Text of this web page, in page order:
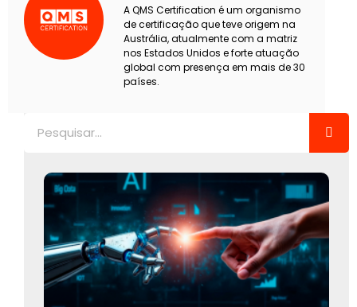
A QMS Certification é um organismo
de certificação que teve origem na
Austrália, atualmente com a matriz
nos Estados Unidos e forte atuação
global com presença em mais de 30
países.